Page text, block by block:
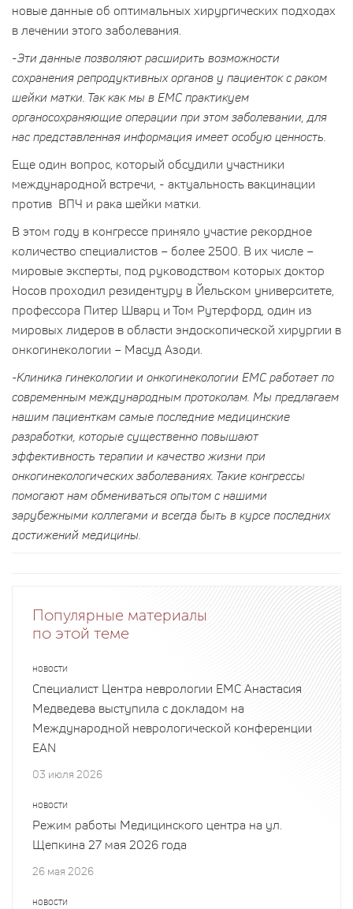
новые данные об оптимальных хирургических подходах
в лечении этого заболевания.
-Эти данные позволяют расширить возможности
сохранения репродуктивных органов у пациенток с раком
шейки матки. Так как мы в ЕМС практикуем
органосохраняющие операции при этом заболевании, для
нас представленная информация имеет особую ценность.
Еще один вопрос, который обсудили участники
международной встречи, - актуальность вакцинации
против ВПЧ и рака шейки матки.
В этом году в конгрессе приняло участие рекордное
количество специалистов – более 2500. В их числе –
мировые эксперты, под руководством которых доктор
Носов проходил резидентуру в Йельском университете,
профессора Питер Шварц и Том Рутерфорд, один из
мировых лидеров в области эндоскопической хирургии в
онкогинекологии – Масуд Азоди.
-Клиника гинекологии и онкогинекологии ЕМС работает по
современным международным протоколам. Мы предлагаем
нашим пациенткам самые последние медицинские
разработки, которые существенно повышают
эффективность терапии и качество жизни при
онкогинекологических заболеваниях. Такие конгрессы
помогают нам обмениваться опытом с нашими
зарубежными коллегами и всегда быть в курсе последних
достижений медицины.
Популярные материалы
по этой теме
НОВОСТИ
Специалист Центра неврологии EMC Анастасия
Медведева выступила с докладом на
Международной неврологической конференции
EAN
03 июля 2026
НОВОСТИ
Режим работы Медицинского центра на ул.
Щепкина 27 мая 2026 года
26 мая 2026
НОВОСТИ